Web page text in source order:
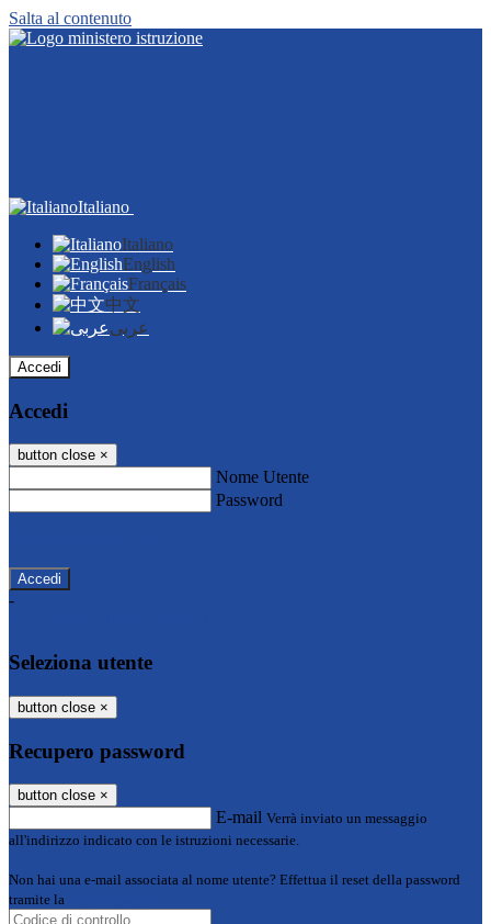
Salta al contenuto
Italiano
Italiano
English
Français
中文
عربى
Accedi
Accedi
button close ×
Nome Utente
Password
-
Seleziona utente
button close ×
Recupero password
button close ×
E-mail Verrà inviato un messaggio
all'indirizzo indicato con le istruzioni necessarie.
Non hai una e-mail associata al nome utente? Effettua il reset della password
tramite la